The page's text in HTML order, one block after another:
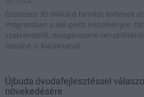
Összesen 30 milliárd forintot költenek
Programban a dél-pesti intézményre:
szakrendelőt, mozgásszervi-
osztályt is kialakítanak.
Újbuda óvodafejlesztéssel
növekedésére